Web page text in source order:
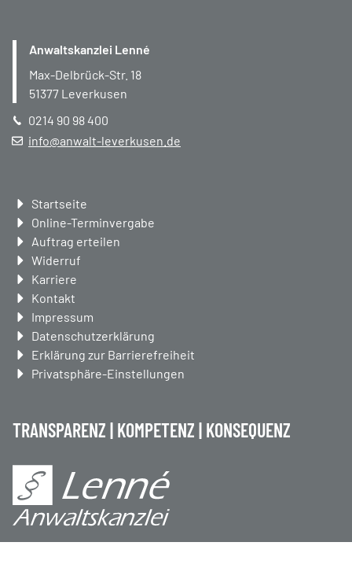
Anwaltskanzlei Lenné
Max-Delbrück-Str. 18
51377 Leverkusen
0214 90 98 400
info@anwalt-leverkusen.de
Navigation
überspringen
Startseite
Online-Terminvergabe
Auftrag erteilen
Widerruf
Karriere
Kontakt
Impressum
Datenschutzerklärung
Erklärung zur Barrierefreiheit
Privatsphäre-Einstellungen
TRANSPARENZ | KOMPETENZ | KONSEQUENZ